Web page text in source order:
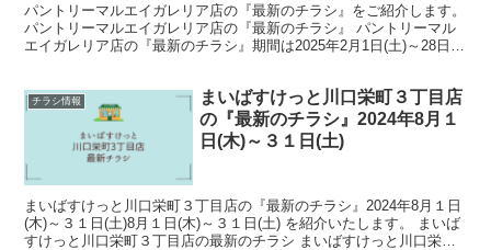
パントリーマルエイガレリア店の『最新のチラシ』をご紹介します。
パントリーマルエイガレリア店の『最新のチラシ』 パントリーマル
エイガレリア店の『最新のチラシ』期間は2025年2月1日(土)～28日
チラシ情報
まいばすけっと川口栄町３丁目店
の『最新のチラシ』2024年8月１
日(木)～３１日(土)
まいばすけっと川口栄町３丁目店の『最新のチラシ』2024年8月１日
(木)～３１日(土)8月１日(木)～３１日(土) を紹介いたします。 まいば
すけっと川口栄町３丁目店の最新のチラシ まいばすけっと川口栄町